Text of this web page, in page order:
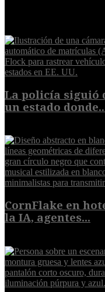
La policía siguió
un estado
CornFlake en
la IA, agentes...